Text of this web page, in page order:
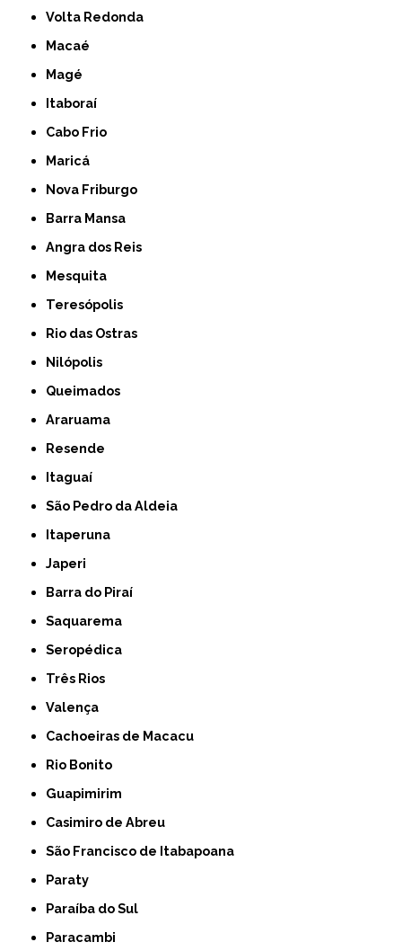
Volta Redonda
Macaé
Magé
Itaboraí
Cabo Frio
Maricá
Nova Friburgo
Barra Mansa
Angra dos Reis
Mesquita
Teresópolis
Rio das Ostras
Nilópolis
Queimados
Araruama
Resende
Itaguaí
São Pedro da Aldeia
Itaperuna
Japeri
Barra do Piraí
Saquarema
Seropédica
Três Rios
Valença
Cachoeiras de Macacu
Rio Bonito
Guapimirim
Casimiro de Abreu
São Francisco de Itabapoana
Paraty
Paraíba do Sul
Paracambi